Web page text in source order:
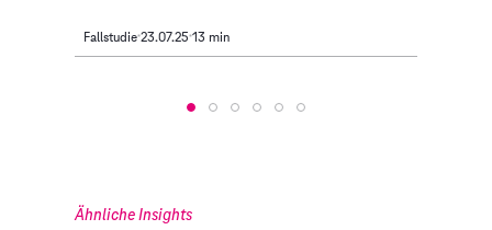
Fallstudie 23.07.25 13 min
Ähnliche Insights